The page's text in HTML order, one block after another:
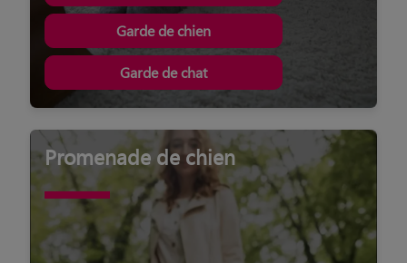
Garde de chien
Garde de chat
Promenade de chien